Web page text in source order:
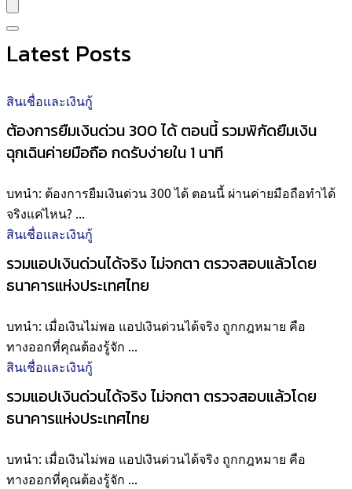
Latest Posts
สินเชื่อและเงินกู้
ต้องการยืมเงินด่วน 300 ได้ ตอนนี้ รวมพิกัดยืมเงิน
ฉุกเฉินค่ายมือถือ กดรับง่ายใน 1 นาที
บทนำ: ต้องการยืมเงินด่วน 300 ได้ ตอนนี้ ผ่านค่ายมือถือทำได้
จริงแค่ไหน? ...
สินเชื่อและเงินกู้
รวมแอปเงินด่วนได้จริง ไม่จกตา ตรวจสอบแล้วโดย
ธนาคารแห่งประเทศไทย
บทนำ: เมื่อเงินไม่พอ แอปเงินด่วนได้จริง ถูกกฎหมาย คือ
ทางออกที่คุณต้องรู้จัก ...
สินเชื่อและเงินกู้
รวมแอปเงินด่วนได้จริง ไม่จกตา ตรวจสอบแล้วโดย
ธนาคารแห่งประเทศไทย
บทนำ: เมื่อเงินไม่พอ แอปเงินด่วนได้จริง ถูกกฎหมาย คือ
ทางออกที่คุณต้องรู้จัก ...